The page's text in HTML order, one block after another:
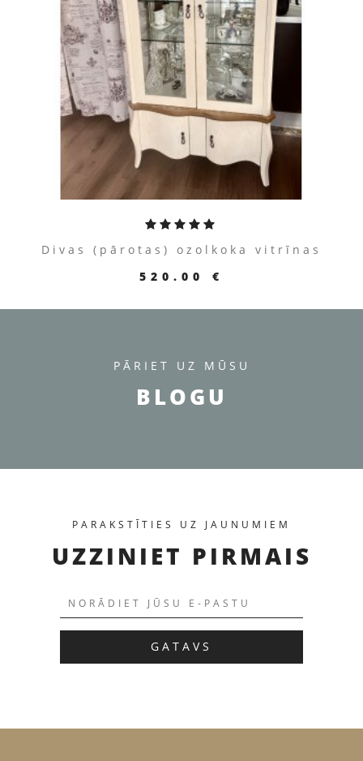
ПЕРЕЙТИ К ТОВАРУ
Divas (pārotas) ozolkoka vitrīnas
520.00 €
PĀRIET UZ MŪSU
BLOGU
PARAKSTĪTIES UZ JAUNUMIEM
UZZINIET PIRMAIS
GATAVS